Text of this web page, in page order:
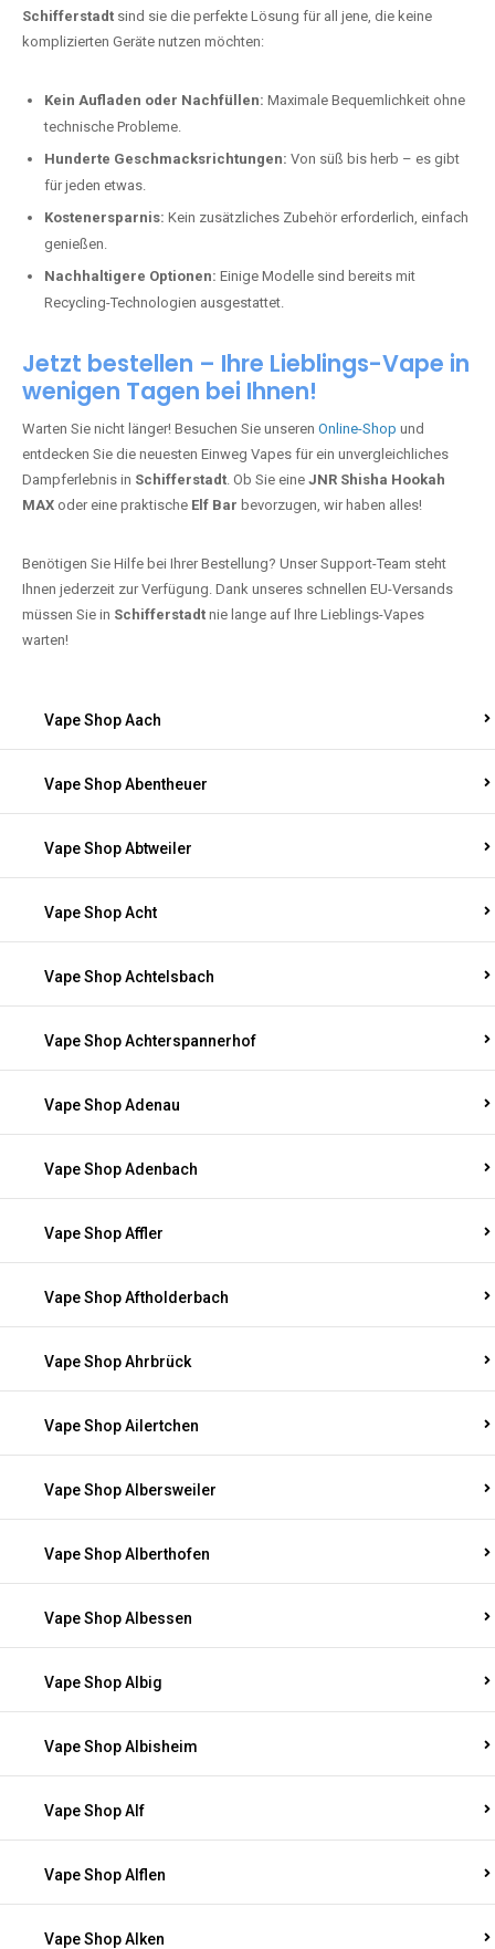
Schifferstadt sind sie die perfekte Lösung für all jene, die keine
komplizierten Geräte nutzen möchten:
Kein Aufladen oder Nachfüllen: Maximale Bequemlichkeit ohne
technische Probleme.
Hunderte Geschmacksrichtungen: Von süß bis herb – es gibt
für jeden etwas.
Kostenersparnis: Kein zusätzliches Zubehör erforderlich, einfach
genießen.
Nachhaltigere Optionen: Einige Modelle sind bereits mit
Recycling-Technologien ausgestattet.
Jetzt bestellen – Ihre Lieblings-Vape in
wenigen Tagen bei Ihnen!
Warten Sie nicht länger! Besuchen Sie unseren Online-Shop und
entdecken Sie die neuesten Einweg Vapes für ein unvergleichliches
Dampferlebnis in Schifferstadt. Ob Sie eine JNR Shisha Hookah
MAX oder eine praktische Elf Bar bevorzugen, wir haben alles!
Benötigen Sie Hilfe bei Ihrer Bestellung? Unser Support-Team steht
Ihnen jederzeit zur Verfügung. Dank unseres schnellen EU-Versands
müssen Sie in Schifferstadt nie lange auf Ihre Lieblings-Vapes
warten!
Vape Shop Aach
Vape Shop Abentheuer
Vape Shop Abtweiler
Vape Shop Acht
Vape Shop Achtelsbach
Vape Shop Achterspannerhof
Vape Shop Adenau
Vape Shop Adenbach
Vape Shop Affler
Vape Shop Aftholderbach
Vape Shop Ahrbrück
Vape Shop Ailertchen
Vape Shop Albersweiler
Vape Shop Alberthofen
Vape Shop Albessen
Vape Shop Albig
Vape Shop Albisheim
Vape Shop Alf
Vape Shop Alflen
Vape Shop Alken